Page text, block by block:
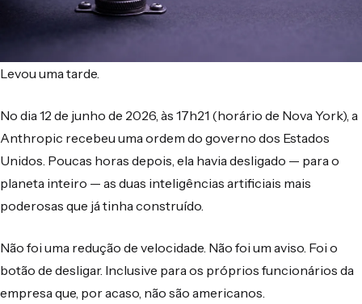
Levou uma tarde.
No dia 12 de junho de 2026, às 17h21 (horário de Nova York), a
Anthropic recebeu uma ordem do governo dos Estados
Unidos. Poucas horas depois, ela havia desligado — para o
planeta inteiro — as duas inteligências artificiais mais
poderosas que já tinha construído.
Não foi uma redução de velocidade. Não foi um aviso. Foi o
botão de desligar. Inclusive para os próprios funcionários da
empresa que, por acaso, não são americanos.